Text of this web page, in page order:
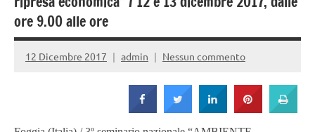
Strada
ore 9.00 alle ore
12 Dicembre 2017 admin Nessun commento